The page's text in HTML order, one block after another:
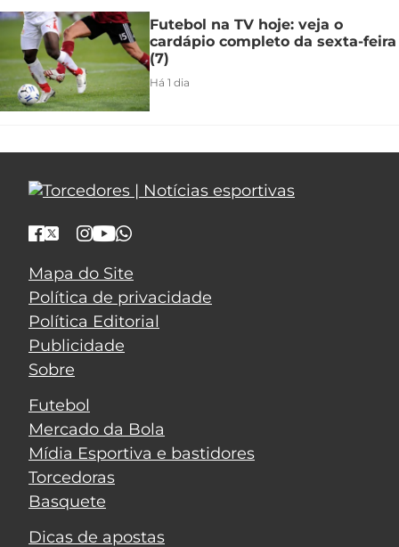
Futebol na TV hoje: veja o
cardápio completo da sexta-feira
(7)
Há 1 dia
Mapa do Site
Política de privacidade
Política Editorial
Publicidade
Sobre
Futebol
Mercado da Bola
Mídia Esportiva e bastidores
Torcedoras
Basquete
Dicas de apostas